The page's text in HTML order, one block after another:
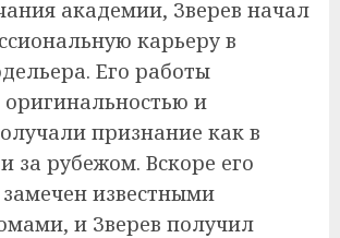
академии, Зверев начал
карьеру в
Его работы
оригинальностью и
признание как в
за рубежом. Вскоре его
известными
и Зверев получил